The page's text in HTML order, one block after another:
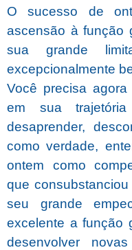
O sucesso de
ascensão à função
sua grande
excepcionalmente
Você precisa
em sua
desaprender,
como verdade,
ontem como
que
seu grande
excelente a função
desenvolver